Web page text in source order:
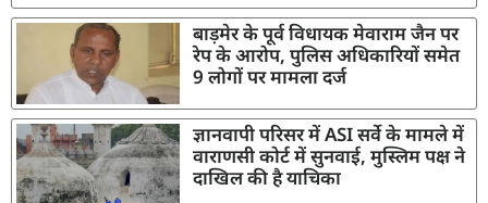
बाड़मेर के पूर्व विधायक मेवाराम जैन पर
रेप के आरोप, पुलिस अधिकारियों समेत
9 लोगों पर मामला दर्ज
ज्ञानवापी परिसर में ASI सर्वे के मामले में
वाराणसी कोर्ट में सुनवाई, मुस्लिम पक्ष ने
दाखिल की है याचिका